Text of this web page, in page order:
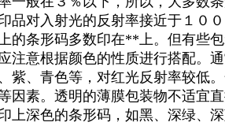
品对入射光的反射率接近于１０
的条形码多数印在**上。但有些
注意根据颜色的性质进行搭配。
紫、青色等，对红光反射率较低
因素。透明的薄膜包装物不适宜
上深色的条形码，如黑、深绿、